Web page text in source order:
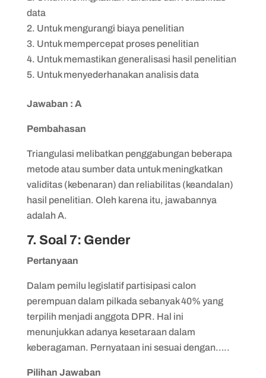
data
Untuk mengurangi biaya penelitian
Untuk mempercepat proses penelitian
Untuk memastikan generalisasi hasil penelitian
Untuk menyederhanakan analisis data
Jawaban : A
Pembahasan
Triangulasi melibatkan penggabungan beberapa
metode atau sumber data untuk meningkatkan
validitas (kebenaran) dan reliabilitas (keandalan)
hasil penelitian. Oleh karena itu, jawabannya
adalah A.
7. Soal 7: Gender
Pertanyaan
Dalam pemilu legislatif partisipasi calon
perempuan dalam pilkada sebanyak 40% yang
terpilih menjadi anggota DPR. Hal ini
menunjukkan adanya kesetaraan dalam
keberagaman. Pernyataan ini sesuai dengan…..
Pilihan Jawaban